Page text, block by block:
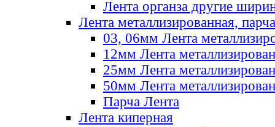
Лента органза другие
Лента металлизированная, парча
03, 06мм Лента
12мм Лента
25мм Лента
50мм Лента
Парча Лента
Лента киперная